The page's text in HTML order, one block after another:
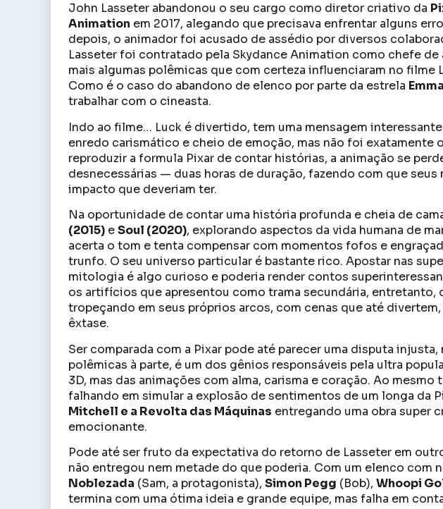
John Lasseter abandonou o seu cargo como diretor criativo da
Animation em 2017, alegando que precisava enfrentar alguns
depois, o animador foi acusado de assédio por diversos
Lasseter foi contratado pela Skydance Animation como chefe de
mais algumas polêmicas que com certeza influenciaram no filme
Como é o caso do abandono de elenco por parte da estrela
trabalhar com o cineasta.
Indo ao filme… Luck é divertido, tem uma mensagem
enredo carismático e cheio de emoção, mas não foi exatamente
reproduzir a formula Pixar de contar histórias, a animação se
desnecessárias — duas horas de duração, fazendo com que
impacto que deveriam ter.
Na oportunidade de contar uma história profunda e cheia de
(2015) eSoul (2020), explorando aspectos da vida humana de
acerta o tom e tenta compensar com momentos fofos e
trunfo. O seu universo particular é bastante rico. Apostar nas
mitologia é algo curioso e poderia render contos
os artifícios que apresentou como trama secundária, entretanto,
tropeçando em seus próprios arcos, com cenas que até
êxtase.
Ser comparada com a Pixar pode até parecer uma disputa
polêmicas à parte, é um dos gênios responsáveis pela ultra
3D, mas das animações com alma, carisma e coração. Ao
falhando em simular a explosão de sentimentos de um longa da
Mitchell e a Revolta das Máquinas entregando uma obra super
emocionante.
Pode até ser fruto da expectativa do retorno de Lasseter em
não entregou nem metade do que poderia. Com um elenco com
Noblezada (Sam, a protagonista), Simon Pegg (Bob), Whoopi
termina com uma ótima ideia e grande equipe, mas falha em